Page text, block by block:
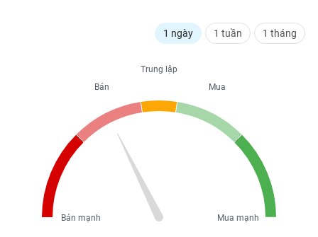
1 ngày 1 tuần 1 tháng
Trung lập
Mua
Mua mạnh
Bán
Bán mạnh
TIÊU
DÙNG
THIẾT